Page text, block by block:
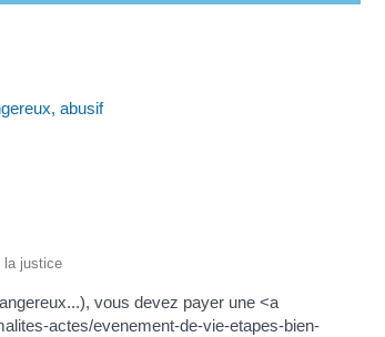
abusif
la justice
vous devez payer une <a
actes/evenement-de-vie-etapes-bien-